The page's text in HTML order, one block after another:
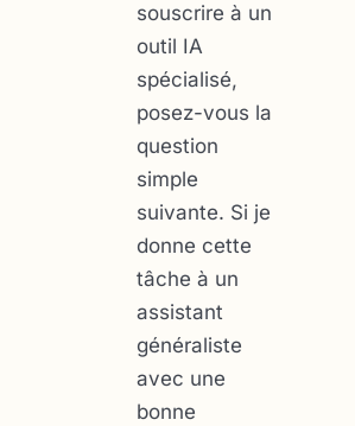
souscrire à un
outil IA
spécialisé,
posez-vous la
question
simple
suivante. Si je
donne cette
tâche à un
assistant
généraliste
avec une
bonne